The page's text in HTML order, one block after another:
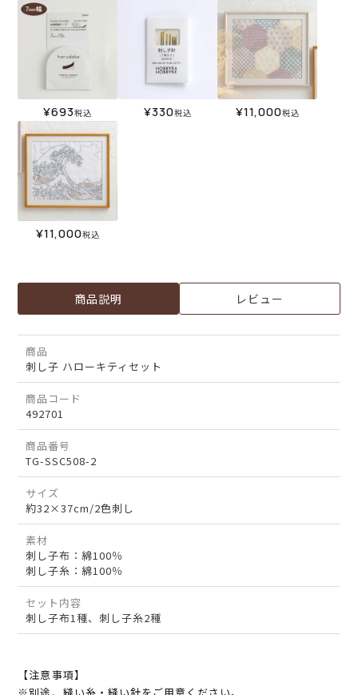
¥693税込 ¥330税込 ¥11,000税込
¥11,000税込
商品説明 レビュー
商品
刺し子 ハローキティセット
商品コード
492701
商品番号
TG-SSC508-2
サイズ
約32×37cm/2色刺し
素材
刺し子布：綿100％
刺し子糸：綿100％
セット内容
刺し子布1種、刺し子糸2種
【注意事項】